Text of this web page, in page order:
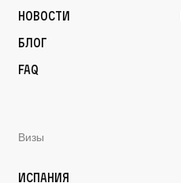
Новости
Блог
FAQ
Визы
Испания